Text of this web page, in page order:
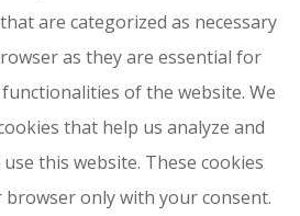
are categorized as necessary
as they are essential for
of the website. We
that help us analyze and
this website. These cookies
only with your consent.